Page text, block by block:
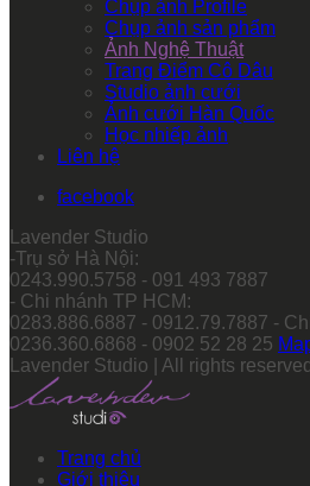
Chụp ảnh Profile
Chụp ảnh sản phẩm
Ảnh Nghệ Thuật
Trang Điểm Cô Dâu
Studio ảnh cưới
Ảnh cưới Hàn Quốc
Học nhiếp ảnh
Liên hệ
facebook
Lavender Studio
-Trụ sở Hà Nội:
0243.990.5758 - 091 493 7887
- Chi nhánh TP HCM:
0283.886.6887 - 0912.79.7887 -
0236.360.6868 - 0902 52 28 25
Lavender Studio | All rights
Trang chủ
Giới thiệu